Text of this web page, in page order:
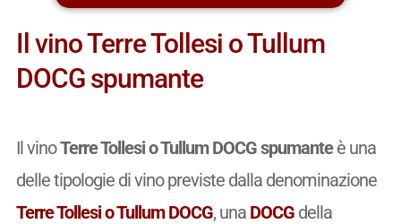
Il vino Terre Tollesi o Tullum
DOCG spumante
Il vinoTerre Tollesi o Tullum DOCG spumanteè una
delle tipologie di vino previste dalla denominazione
Terre Tollesi o Tullum DOCG, una DOCGdella